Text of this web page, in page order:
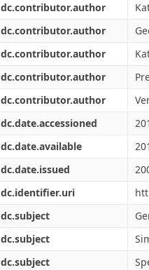
dc.contributor.author
dc.contributor.author
dc.contributor.author
dc.contributor.author
dc.contributor.author
dc.date.accessioned
dc.date.available
dc.date.issued
dc.identifier.uri
dc.subject
dc.subject
dc.subject